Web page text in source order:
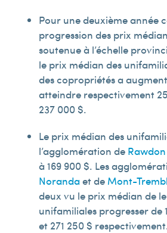
Pour une deuxième année
progression des prix
soutenue à l’échelle
le prix médian des
des copropriétés a
atteindre respectivement
237 000 $.
Le prix médian des
l’agglomération de Rawdon
à 169 900 $. Les
Norandaet de Mont-
deux vu le prix médian de
unifamiliales progresser de
et 271 250 $